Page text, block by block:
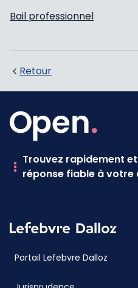
Bail professionnel
Retour
Trouvez rapidement
réponse fiable à votre
Portail Lefebvre Dalloz